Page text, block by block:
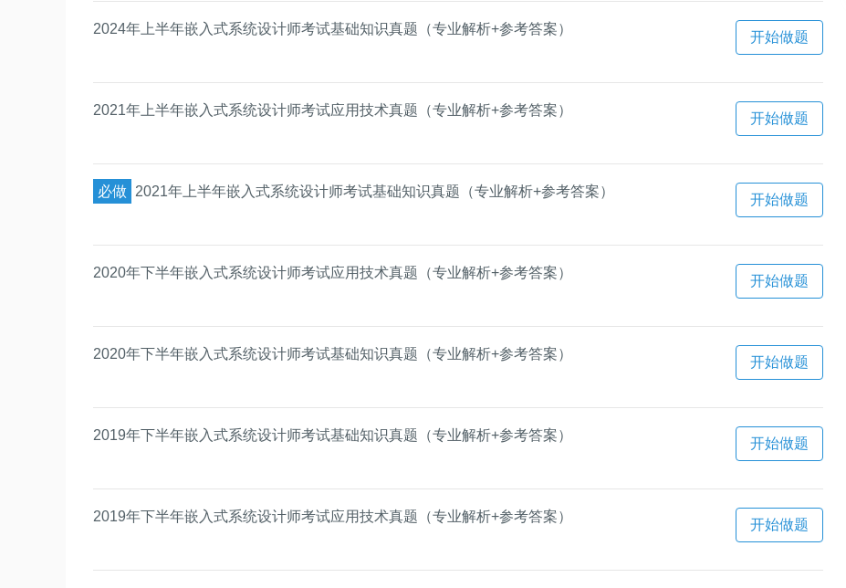
2024年上半年嵌入式系统设计师考试基础知识真题（专业解析+参考答案）
开始做题
2021年上半年嵌入式系统设计师考试应用技术真题（专业解析+参考答案）
开始做题
必做 2021年上半年嵌入式系统设计师考试基础知识真题（专业解析+参考答案）
开始做题
2020年下半年嵌入式系统设计师考试应用技术真题（专业解析+参考答案）
开始做题
2020年下半年嵌入式系统设计师考试基础知识真题（专业解析+参考答案）
开始做题
2019年下半年嵌入式系统设计师考试基础知识真题（专业解析+参考答案）
开始做题
2019年下半年嵌入式系统设计师考试应用技术真题（专业解析+参考答案）
开始做题